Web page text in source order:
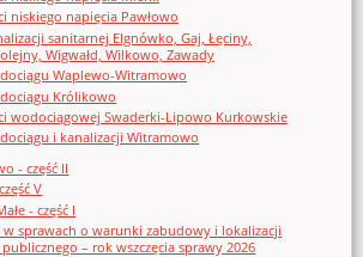
niskiego napięcia Pawłowo
sanitarnej Elgnówko, Gaj, Łęciny,
Wigwałd, Wilkowo, Zawady
Waplewo-Witramowo
Królikowo
wodociągowej Swaderki-Lipowo Kurkowskie
i kanalizacji Witramowo
- część II
V
- część I
w sprawach o warunki zabudowy i lokalizacji
– rok wszczęcia sprawy 2026